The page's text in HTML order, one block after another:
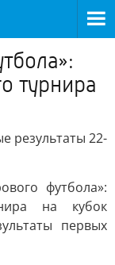
турнира
результаты 22-
футбола»:
на кубок
первых